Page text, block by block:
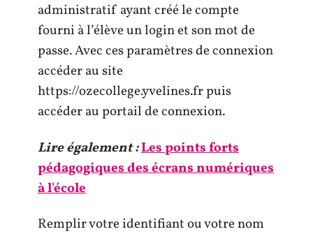
administratif ayant créé le compte
fourni à l’élève un login et son mot de
passe. Avec ces paramètres de connexion
accéder au site
https://ozecollege.yvelines.fr puis
accéder au portail de connexion.
Lire également :Les points forts
pédagogiques des écrans numériques
à l'école
Remplir votre identifiant ou votre nom